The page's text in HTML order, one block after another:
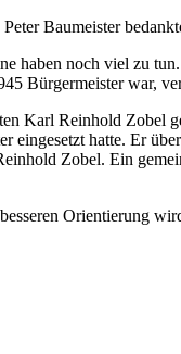
Baumeister
noch viel zu
Bürgermeister war,
Karl Reinhold Zobel
eingesetzt hatte. Er
Zobel. Ein
Orientierung